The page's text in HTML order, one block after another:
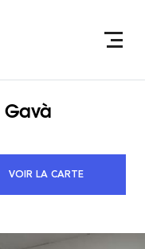
Gavà
VOIR LA CARTE